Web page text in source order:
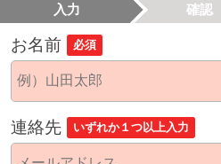
入力 確認
お名前 必須
連絡先 いずれか１つ以上入力